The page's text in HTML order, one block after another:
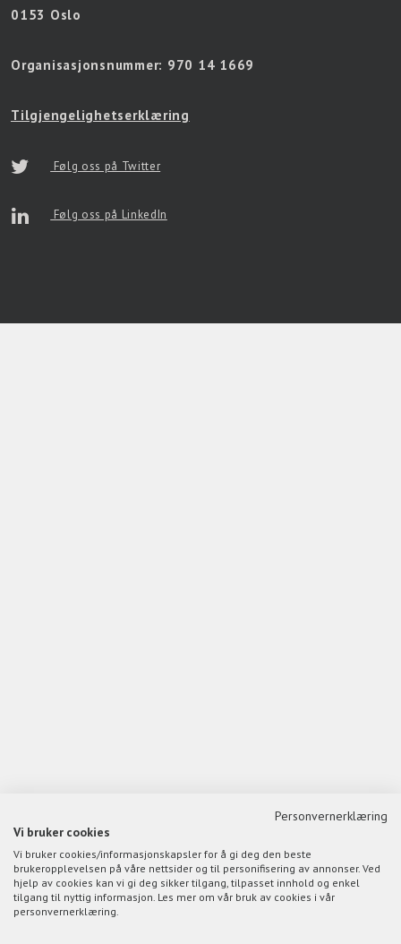
0153 Oslo
Organisasjonsnummer: 970 14 1669
Tilgjengelighetserklæring
Følg oss på Twitter
Følg oss på LinkedIn
Personvernerklæring
Vi bruker cookies
Vi bruker cookies/informasjonskapsler for å gi deg den beste
brukeropplevelsen på våre nettsider og til personifisering av annonser. Ved
hjelp av cookies kan vi gi deg sikker tilgang, tilpasset innhold og enkel
tilgang til nyttig informasjon. Les mer om vår bruk av cookies i vår
personvernerklæring.